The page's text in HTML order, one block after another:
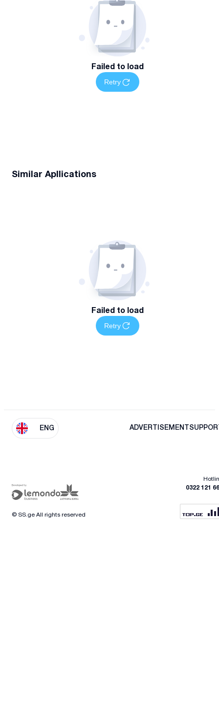
Failed to load
Retry
Similar Apllications
Failed to load
Retry
ENG ADVERTISEMENT
0322 121
© SS.ge All rights reserved